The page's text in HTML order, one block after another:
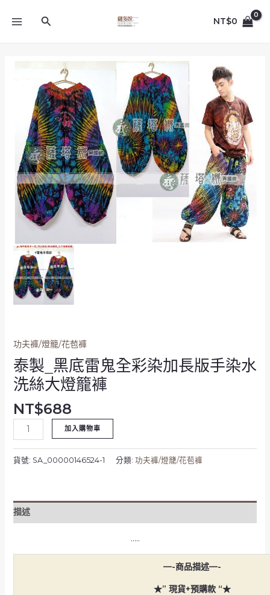
搜
NT$0
功夫褲/燈籠/花苞褲
泰製_黑底雷鬼全彩染加長版手染水
洗絲大燈籠褲
NT$688
全
彩
染
加
手
染
水
洗
絲
籠
褲
數
量
加入購物車
貨號: SA_00000146524-1 分類: 功夫褲/燈籠/花苞褲
描述
…..
—-商品描述—-
★” 現貨+預購款 “★